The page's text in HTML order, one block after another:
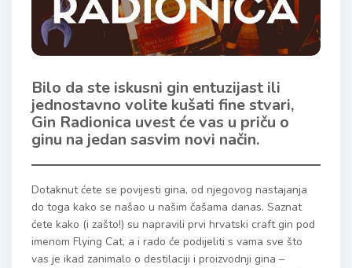
Bilo da ste iskusni gin entuzijast ili
jednostavno volite kušati fine stvari,
Gin Radionica uvest će vas u priču o
ginu na jedan sasvim novi način.
Dotaknut ćete se povijesti gina, od njegovog nastajanja
do toga kako se našao u našim čašama danas. Saznat
ćete kako (i zašto!) su napravili prvi hrvatski craft gin pod
imenom Flying Cat, a i rado će podijeliti s vama sve što
vas je ikad zanimalo o destilaciji i proizvodnji gina –